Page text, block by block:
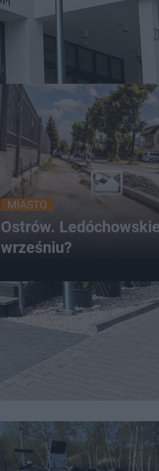
MIASTO
Ostrów.
wrześniu?